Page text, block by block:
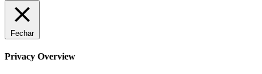
Fechar
Privacy Overview